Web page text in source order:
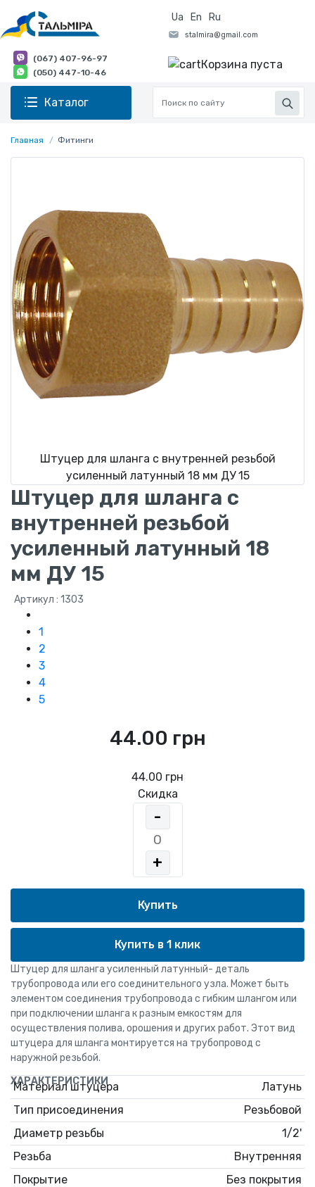
Ua En Ru
(067) 407-96-97
(050) 447-10-46
Корзина пуста
Каталог
Главная Фитинги
Штуцер для шланга с внутренней резьбой
усиленный латунный 18 мм ДУ 15
Штуцер для шланга с
внутренней резьбой
усиленный латунный 18
мм ДУ 15
Артикул : 1303
1
2
3
4
5
44.00 грн
44.00 грн
Скидка
-
+
Купить в 1 клик
Штуцер для шланга усиленный латунный- деталь
трубопровода или его соединительного узла. Может быть
элементом соединения трубопровода с гибким шлангом или
при подключении шланга к разным емкостям для
осуществления полива, орошения и других работ. Этот вид
штуцера для шланга монтируется на трубопровод с
наружной резьбой.
ХАРАКТЕРИСТИКИ
Материал штуцера
Латунь
Тип присоединения
Резьбовой
Диаметр резьбы
1/2'
Резьба
Внутренняя
Покрытие
Без покрытия